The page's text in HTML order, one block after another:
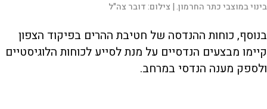
בינוי במוצבי כתר החרמון. | צילום:דובר צה"ל
בנוסף, כוחות ההנדסה של חטיבת ההרים בפיקוד הצפון
קיימו מבצעים הנדסיים על מנת לסייע לכוחות הלוגיסטיים
ולספק מענה הנדסי במרחב.